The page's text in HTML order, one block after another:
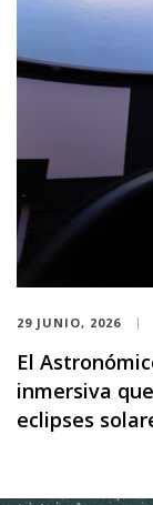
29 JUNIO, 2026
El
inmersiva
eclipses